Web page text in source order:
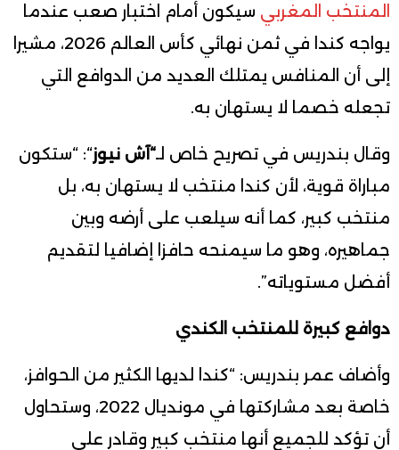
المنتخب المغربي سيكون أمام اختبار صعب عندما
يواجه كندا في ثمن نهائي كأس العالم 2026، مشيرا
إلى أن المنافس يمتلك العديد من الدوافع التي
تجعله خصما لا يستهان به.
وقال بندريس في تصريح خاص لـ“آش نيوز“: “ستكون
مباراة قوية، لأن كندا منتخب لا يستهان به، بل
منتخب كبير، كما أنه سيلعب على أرضه وبين
جماهيره، وهو ما سيمنحه حافزا إضافيا لتقديم
أفضل مستوياته”.
دوافع كبيرة للمنتخب الكندي
وأضاف عمر بندريس: “كندا لديها الكثير من الحوافز،
خاصة بعد مشاركتها في مونديال 2022، وستحاول
أن تؤكد للجميع أنها منتخب كبير وقادر على